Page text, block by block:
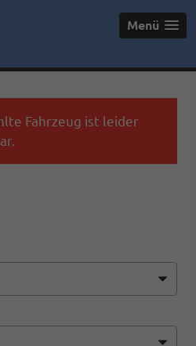
Menü
Fahrzeug ist leider